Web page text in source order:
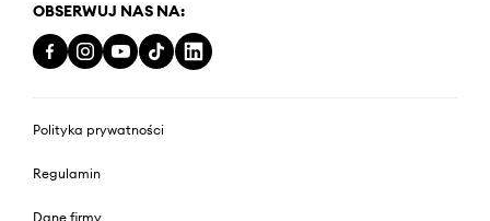
OBSERWUJ NAS NA:
Polityka prywatności
Regulamin
Dane firmy